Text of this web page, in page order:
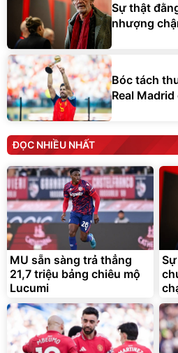
Sự thật
nhượng
Bóc tách
Real
ĐỌC NHIỀU NHẤT
MU sẵn sàng trả thẳng
21,7 triệu bảng chiêu mộ
Lucumi